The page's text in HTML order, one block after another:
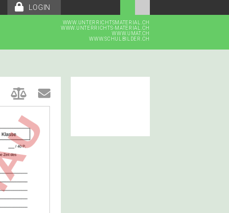
LOGIN
WWW.UNTERRICHTSMATERIAL.CH
WWW.UNTERRICHTS-MATERIAL.CH
WWW.UMAT.CH
WWW.SCHULBILDER.CH